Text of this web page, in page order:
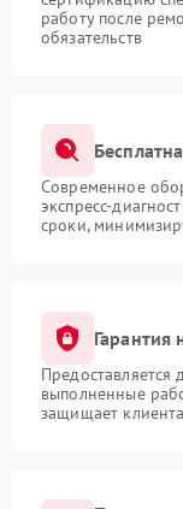
работу после
обязательств
Современное
экспресс-
сроки,
Гарантия
Предоставляется
выполненные
защищает